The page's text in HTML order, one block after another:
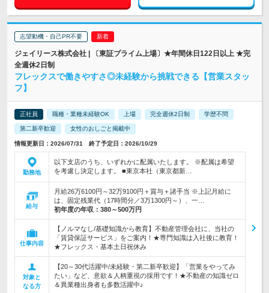
志望動機・自己PR不要
ジェイリース株式会社 | 〔東証プライム上場〕★年間休日122日以上 ★完
全週休2日制
フレックスで働きやすさ◎未経験から挑戦できる【営業スタッ
フ】
正社員 職種・業種未経験OK 上場 完全週休2日制 学歴不問
第二新卒歓迎 女性のおしごと掲載中
情報更新日：2026/07/31 終了予定日：2026/10/29
勤務地
以下支店のうち、いずれかに配属いたします。 ※配属は希望
を考慮し決定します。 ■東京本社（東京都新…
給与
月給26万6100円～32万9100円＋賞与＋諸手当 ※上記月給に
は、固定残業代（17時間分／3万1300円～）、一…
初年度の年収： 380～500万円
仕事内容
【ノルマなし/基礎知識から教育】不動産管理会社に、当社の
「賃貸保証サービス」をご案内！★専門知識は入社後に教育！
★フレックス・基本土日祝休み
対象と
なる方
【20～30代活躍中/未経験・第二新卒歓迎】「営業をやってみ
たい」など、意欲＆人柄重視の採用です！★不動産の知識ゼロ
＆異業種出身者も多数活躍中♪